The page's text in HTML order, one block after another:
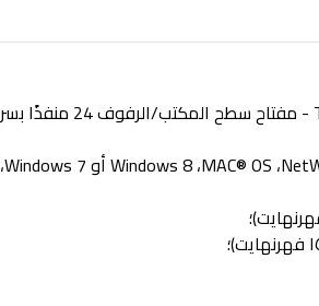
مفتاح سطح المكتب/الرفوف 24 منفذًا بسرعة 10/100 ميجابت في الثانية
،Windows 7أوWindows 8،MAC® OS ،